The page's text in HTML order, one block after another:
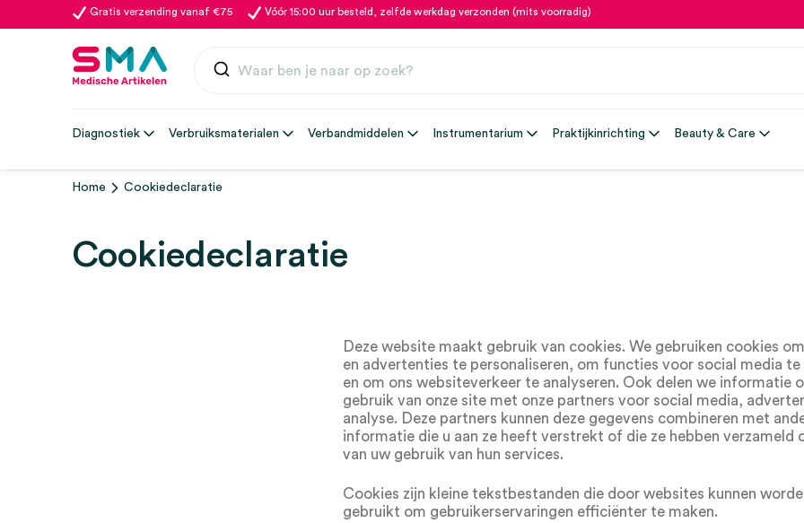
Gratis verzending vanaf €75 Vóór 15:00 uur besteld, zelfde werkdag verzonden (mits voorradig)
Diagnostiek Verbruiksmaterialen Verbandmiddelen Instrumentarium Praktijkinrichting Beauty & Care
Home Cookiedeclaratie
Cookiedeclaratie
Deze website maakt gebruik van cookies. We gebruiken cookies
en advertenties te personaliseren, om functies voor social media te
en om ons websiteverkeer te analyseren. Ook delen we informatie
gebruik van onze site met onze partners voor social media,
analyse. Deze partners kunnen deze gegevens combineren met
informatie die u aan ze heeft verstrekt of die ze hebben verzameld
van uw gebruik van hun services.
Cookies zijn kleine tekstbestanden die door websites kunnen
gebruikt om gebruikerservaringen efficiënter te maken.